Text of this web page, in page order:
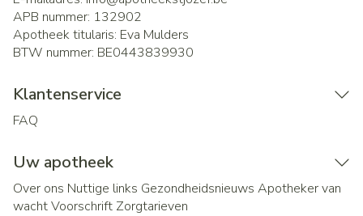
APB nummer: 132902
Apotheek titularis: Eva Mulders
BTW nummer: BE0443839930
Klantenservice
FAQ
Uw apotheek
Over ons Nuttige links Gezondheidsnieuws Apotheker van
wachtVoorschrift Zorgtarieven